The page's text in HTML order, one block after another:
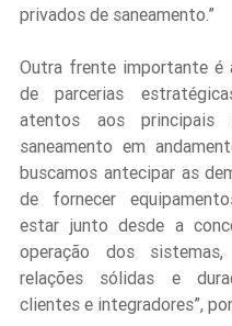
privados de saneamento.”
Outra frente importante é
de parcerias
atentos aos principais
saneamento em
buscamos antecipar as
de fornecer
estar junto desde a
operação dos sistemas,
relações sólidas e
clientes e integradores”,